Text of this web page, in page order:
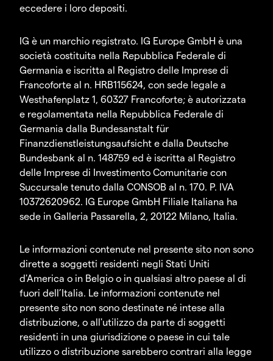
eccedere i loro depositi.
IG è un marchio registrato. IG Europe GmbH è una
società costituita nella Repubblica Federale di
Germania e iscritta al Registro delle Imprese di
Francoforte al n. HRB115624, con sede legale a
Westhafenplatz 1, 60327 Francoforte; è autorizzata
e regolamentata nella Repubblica Federale di
Germania dalla Bundesanstalt für
Finanzdienstleistungsaufsicht e dalla Deutsche
Bundesbank al n. 148759 ed è iscritta al Registro
delle Imprese di Investimento Comunitarie con
Succursale tenuto dalla CONSOB al n. 170. P. IVA
10372620962. IG Europe GmbH Filiale Italiana ha
sede in Galleria Passarella, 2, 20122 Milano, Italia.
Le informazioni contenute nel presente sito non sono
dirette a soggetti residenti negli Stati Uniti
d'America o in Belgio o in qualsiasi altro paese al di
fuori dell’Italia. Le informazioni contenute nel
presente sito non sono destinate né intese alla
distribuzione, o all'utilizzo da parte di soggetti
residenti in una giurisdizione o paese in cui tale
utilizzo o distribuzione sarebbero contrari alla legge